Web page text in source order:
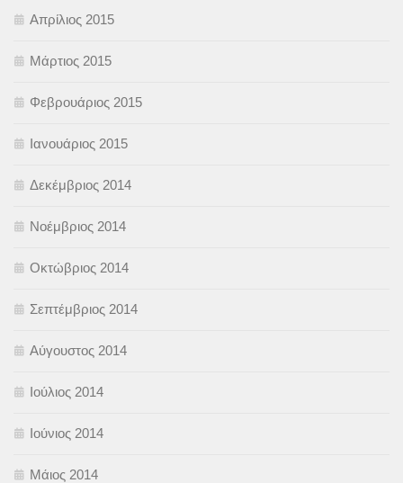
Απρίλιος 2015
Μάρτιος 2015
Φεβρουάριος 2015
Ιανουάριος 2015
Δεκέμβριος 2014
Νοέμβριος 2014
Οκτώβριος 2014
Σεπτέμβριος 2014
Αύγουστος 2014
Ιούλιος 2014
Ιούνιος 2014
Μάιος 2014